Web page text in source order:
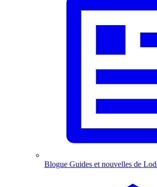
Blogue Guides et nouvelles de